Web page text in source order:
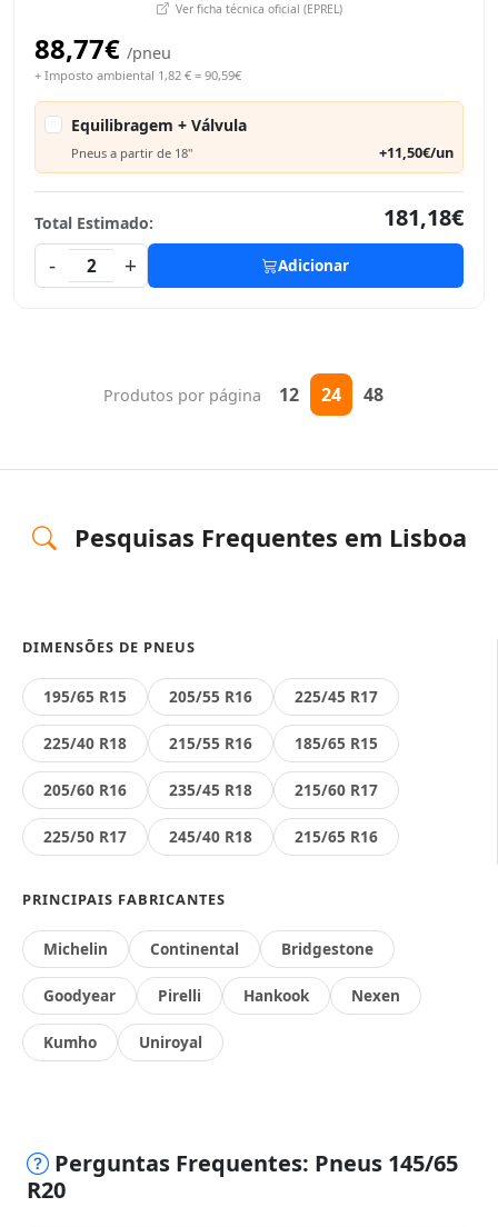
Ver ficha técnica oficial (EPREL)
88,77€ /pneu
+ Imposto ambiental 1,82 € = 90,59€
Equilibragem + Válvula
Pneus a partir de 18" +11,50€/un
Total Estimado:
181,18€
-
2 + Adicionar
Produtos por página 12 24 48
Pesquisas Frequentes em Lisboa
DIMENSÕES DE PNEUS
195/65 R15 205/55 R16 225/45 R17
225/40 R18 215/55 R16 185/65 R15
205/60 R16 235/45 R18 215/60 R17
225/50 R17 245/40 R18 215/65 R16
PRINCIPAIS FABRICANTES
Michelin Continental Bridgestone
Goodyear Pirelli Hankook Nexen
Kumho Uniroyal
Perguntas Frequentes: Pneus 145/65
R20